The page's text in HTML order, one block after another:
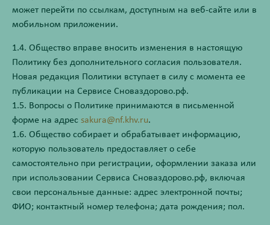
может перейти по ссылкам, доступным на веб-сайте или в
мобильном приложении.
1.4. Общество вправе вносить изменения в настоящую
Политику без дополнительного согласия пользователя.
Новая редакция Политики вступает в силу с момента ее
публикации на Сервисе Сноваздорово.рф.
1.5. Вопросы о Политике принимаются в письменной
форме на адрес sakura@nf.khv.ru.
1.6. Общество собирает и обрабатывает информацию,
которую пользователь предоставляет о себе
самостоятельно при регистрации, оформлении заказа или
при использовании Сервиса Сноваздорово.рф, включая
свои персональные данные: адрес электронной почты;
ФИО; контактный номер телефона; дата рождения; пол.